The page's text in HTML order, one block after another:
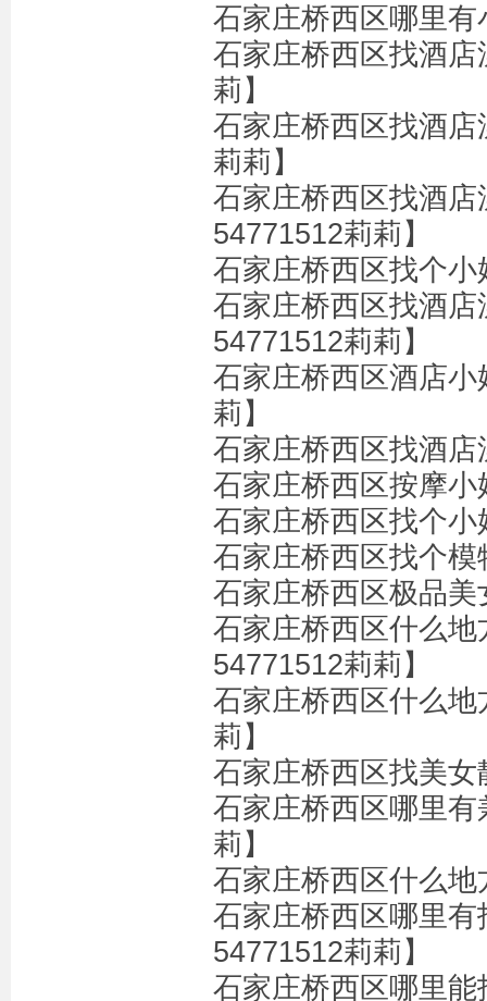
石家庄桥西区哪里
石家庄桥西区找酒
莉】
石家庄桥西区找酒
莉莉】
石家庄桥西区找酒
54771512莉莉】
石家庄桥西区找个
石家庄桥西区找酒
54771512莉莉】
石家庄桥西区酒店
莉】
石家庄桥西区找酒
石家庄桥西区按摩
石家庄桥西区找个
石家庄桥西区找个
石家庄桥西区极品
石家庄桥西区什么
54771512莉莉】
石家庄桥西区什么
莉】
石家庄桥西区找美
石家庄桥西区哪里
莉】
石家庄桥西区什么
石家庄桥西区哪里
54771512莉莉】
石家庄桥西区哪里